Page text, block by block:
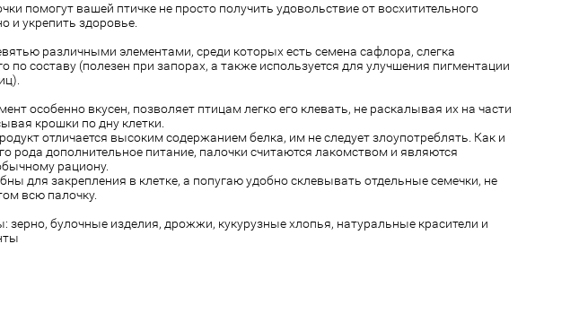
помогут вашей птичке не просто получить удовольствие от восхитительного
и укрепить здоровье.
различными элементами, среди которых есть семена сафлора, слегка
по составу (полезен при запорах, а также используется для улучшения пигментации
особенно вкусен, позволяет птицам легко его клевать, не раскалывая их на части
крошки по дну клетки.
отличается высоким содержанием белка, им не следует злоупотреблять. Как и
рода дополнительное питание, палочки считаются лакомством и являются
рациону.
для закрепления в клетке, а попугаю удобно склевывать отдельные семечки, не
всю палочку.
зерно, булочные изделия, дрожжи, кукурузные хлопья, натуральные красители и